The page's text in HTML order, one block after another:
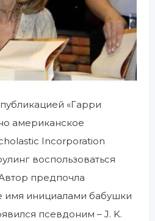
«Гарри
американское
Incorporation
воспользоваться
предпочла
имя инициалами бабушки
псевдоним – J. K.